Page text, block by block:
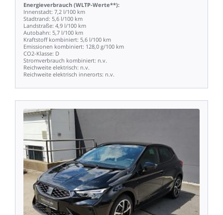
Energieverbrauch (WLTP-Werte**):
Innenstadt: 7,2 l/100 km
Stadtrand: 5,6 l/100 km
Landstraße: 4,9 l/100 km
Autobahn: 5,7 l/100 km
Kraftstoff kombiniert: 5,6 l/100 km
Emissionen kombiniert: 128,0 g/100 km
CO2-Klasse: D
Stromverbrauch kombiniert: n.v.
Reichweite elektrisch: n.v.
Reichweite elektrisch innerorts: n.v.